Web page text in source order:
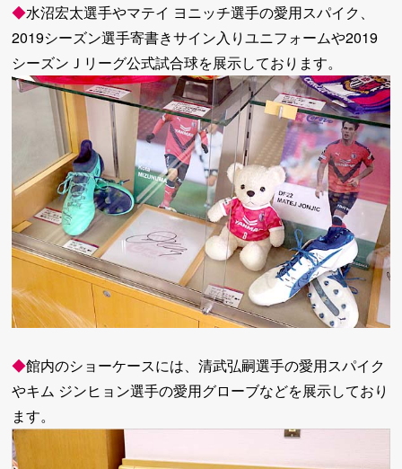
◆水沼宏太選手やマテイ ヨニッチ選手の愛用スパイク、
2019シーズン選手寄書きサイン入りユニフォームや2019
シーズンＪリーグ公式試合球を展示しております。
◆館内のショーケースには、清武弘嗣選手の愛用スパイク
やキム ジンヒョン選手の愛用グローブなどを展示しており
ます。